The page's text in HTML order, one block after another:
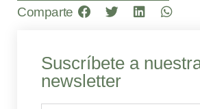
Comparte
Suscríbete a
newsletter